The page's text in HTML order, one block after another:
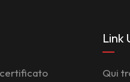
Link
Qui